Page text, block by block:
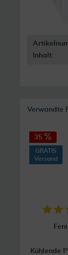
Inhalt:
Verwandte
35
GRATIS
Versand
Kühlende